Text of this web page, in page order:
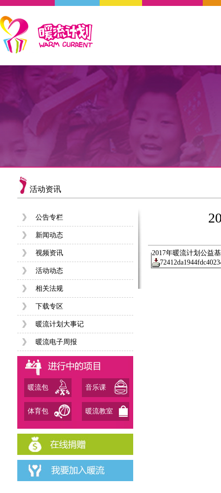
活动资讯
公告专栏
新闻动态
视频资讯
活动动态
相关法规
下载专区
暖流计划大事记
暖流电子周报
暖流包 音乐课
体育包 暖流教室
2017年暖流计划公益